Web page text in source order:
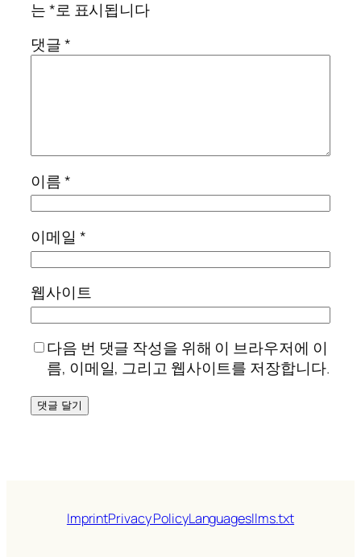
는*로 표시됩니다
댓글*
이름*
이메일 *
웹사이트
다음 번 댓글 작성을 위해 이 브라우저에 이
름, 이메일, 그리고 웹사이트를 저장합니다.
ImprintPrivacy PolicyLanguagesllms.txt